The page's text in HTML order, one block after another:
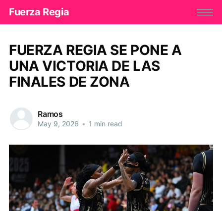
Fuerza Regia
FUERZA REGIA SE PONE A
UNA VICTORIA DE LAS
FINALES DE ZONA
Ramos
May 9, 2026 • 1 min read